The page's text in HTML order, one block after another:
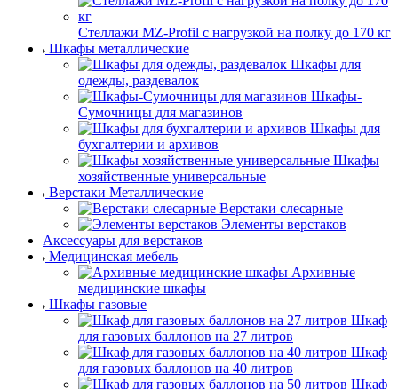
Стеллажи MZ-Profil с нагрузкой на полку до 170 кг
Шкафы металлические
Шкафы для
одежды, раздевалок
Шкафы-
Сумочницы для магазинов
Шкафы для
бухгалтерии и архивов
Шкафы
хозяйственные универсальные
Верстаки Металлические
Верстаки слесарные
Элементы верстаков
Аксессуары для верстаков
Медицинская мебель
Архивные
медицинские шкафы
Шкафы газовые
Шкаф
для газовых баллонов на 27 литров
Шкаф
для газовых баллонов на 40 литров
Шкаф